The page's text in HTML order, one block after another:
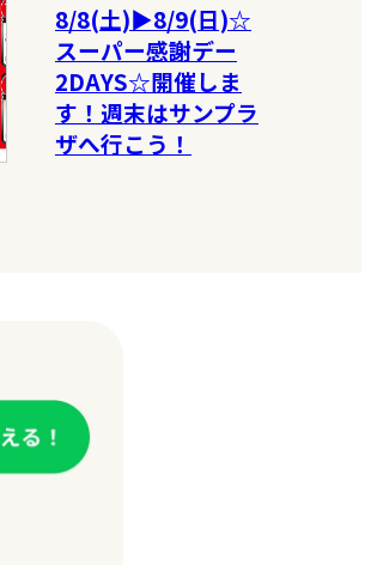
8/8(土)▶8/9(日)☆
スーパー感謝デー
2DAYS☆開催しま
す！週末はサンプラ
ザへ行こう！